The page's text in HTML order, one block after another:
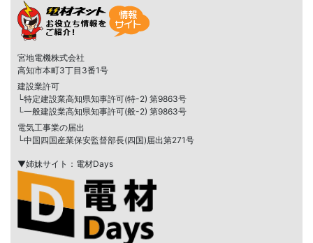
宮地電機株式会社
高知市本町3丁目3番1号
建設業許可
└特定建設業高知県知事許可(特-2) 第9863号
└一般建設業高知県知事許可(般-2) 第9863号
電気工事業の届出
└中国四国産業保安監督部長(四国)届出第271号
▼姉妹サイト：電材Days